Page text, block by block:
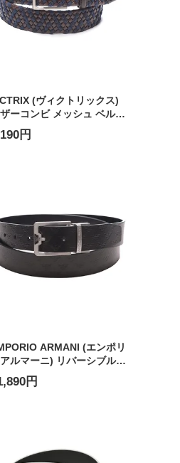
(ヴィクトリックス)
ーコンビ メッシュ ベルト
メンズ
円
ARMANI (エンポリ
ルマーニ) リバーシブル
ゴ ベルト EAY4S502Y221E
ズ 円